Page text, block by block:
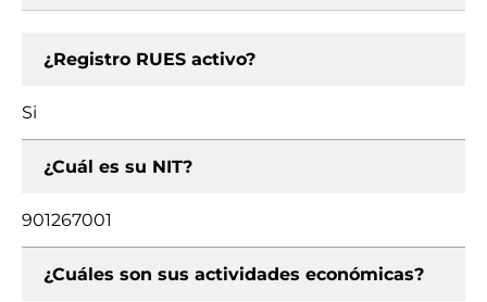
¿Registro RUES activo?
Si
¿Cuál es su NIT?
901267001
¿Cuáles son sus actividades económicas?